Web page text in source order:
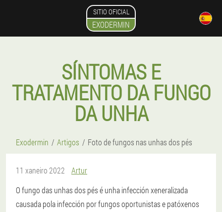
SITIO OFICIAL
EXODERMIN
SÍNTOMAS E
TRATAMENTO DA FUNGO
DA UNHA
Exodermin Artigos Foto de fungos nas unhas dos pés
11 xaneiro 2022
Artur
O fungo das unhas dos pés é unha infección xeneralizada
causada pola infección por fungos oportunistas e patóxenos